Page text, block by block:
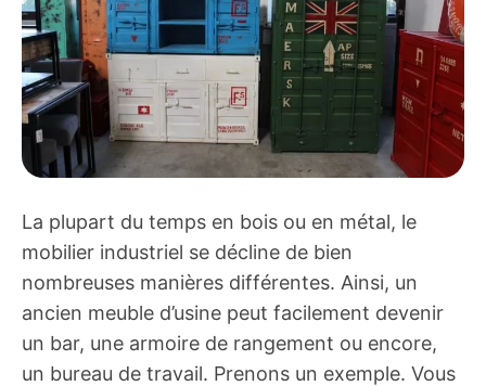
La plupart du temps en bois ou en métal, le
mobilier industriel se décline de bien
nombreuses manières différentes. Ainsi, un
ancien meuble d’usine peut facilement devenir
un bar, une armoire de rangement ou encore,
un bureau de travail. Prenons un exemple. Vous